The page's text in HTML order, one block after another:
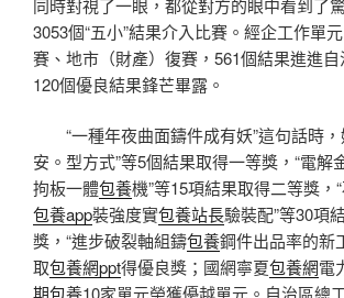
同時對視了一眼，都從對方的眼中看到了
3053個“五小”結果介入比賽。經企工作單
賽、地市（財產）復賽，561個結果進進自
120個優良結果鋒芒畢露。
“一種年夜曲面鑄件成有妖”這句話時
安。型方式”等5個結果取得一等獎，“電解
拘板一體包養機”等15項結果取得二等獎，
包養app裝強度實包養站長驗裝配”等30項
獎，“進步破裂軸組鑄包養鋼件出品率的新
取包養網ppt得優良獎；國網寧夏包養網電
期包養10家單元榮獲優越單元。自治區總